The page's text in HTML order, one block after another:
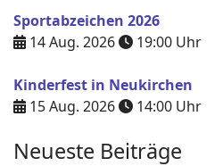
Sportabzeichen 2026
14 Aug. 2026
19:00 Uhr
Kinderfest in Neukirchen
15 Aug. 2026
14:00 Uhr
Neueste Beiträge